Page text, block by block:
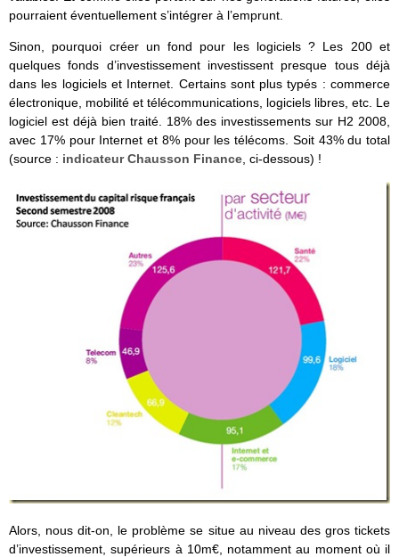
pourraient éventuellement s’intégrer à l’emprunt.
Sinon, pourquoi créer un fond pour les logiciels ? Les 200 et
quelques fonds d’investissement investissent presque tous déjà
dans les logiciels et Internet. Certains sont plus typés : commerce
électronique, mobilité et télécommunications, logiciels libres, etc. Le
logiciel est déjà bien traité. 18% des investissements sur H2 2008,
avec 17% pour Internet et 8% pour les télécoms. Soit 43% du total
(source : indicateur Chausson Finance, ci-dessous) !
Alors, nous dit-on, le problème se situe au niveau des gros tickets
d’investissement, supérieurs à 10m€, notamment au moment où il